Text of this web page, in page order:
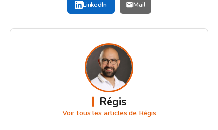
LinkedIn Mail
Régis
Voir tous les articles de Régis